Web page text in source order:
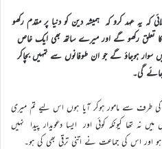
عہد کرو کہ ہمیشہ دین کو دنیا پر مقدم رکھو
تعلق رکھو گے اور میرے ساتھ بھی ایک خاص
سوار ہوجاؤ گے جو ان طوفانوں سے تمہیں بچاکر
گی۔
کی طرف سے مامور ہوکر آیا ہوں اس لیے تم میری
نہ تھا کیونکہ کوئی اور ایسا دعویدار پیدا نہیں
اور اس کی جماعت نے اتنی ترقی بھی کی ہو۔